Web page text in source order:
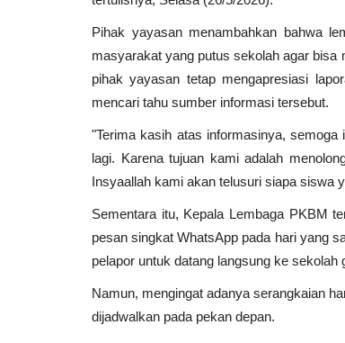
Pihak yayasan menambahkan bahwa
masyarakat yang putus sekolah agar bisa
pihak yayasan tetap mengapresiasi
mencari tahu sumber informasi tersebut.
"Terima kasih atas informasinya,
lagi. Karena tujuan kami adalah
Insyaallah kami akan telusuri siapa siswa
Sementara itu, Kepala Lembaga PKBM
pesan singkat WhatsApp pada hari yang
pelapor untuk datang langsung ke
Namun, mengingat adanya serangkaian
dijadwalkan pada pekan depan.